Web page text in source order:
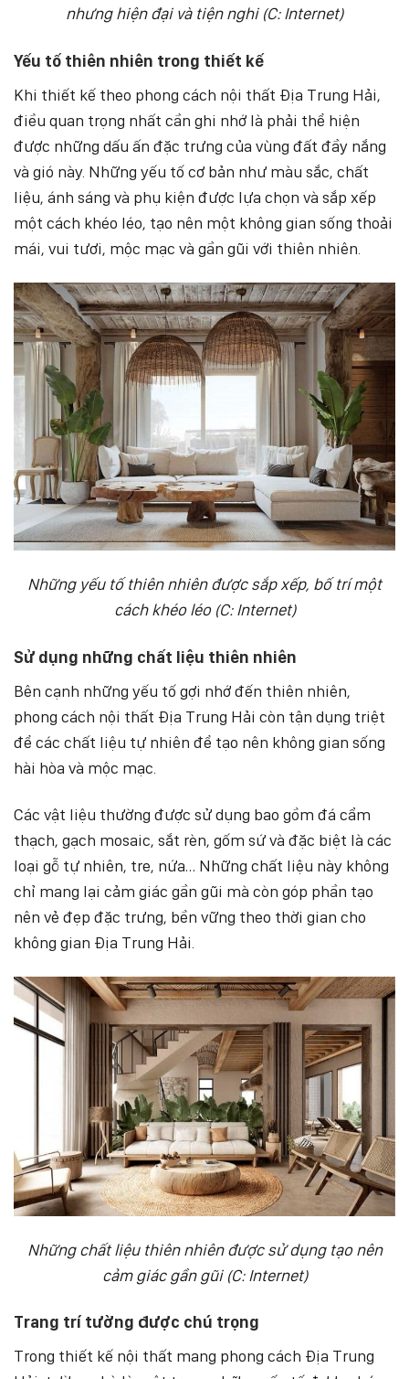
nhưng hiện đại và tiện nghi (C: Internet)
Yếu tố thiên nhiên trong thiết kế
Khi thiết kế theo phong cách nội thất Địa Trung Hải,
điều quan trọng nhất cần ghi nhớ là phải thể hiện
được những dấu ấn đặc trưng của vùng đất đầy nắng
và gió này. Những yếu tố cơ bản như màu sắc, chất
liệu, ánh sáng và phụ kiện được lựa chọn và sắp xếp
một cách khéo léo, tạo nên một không gian sống thoải
mái, vui tươi, mộc mạc và gần gũi với thiên nhiên.
Những yếu tố thiên nhiên được sắp xếp, bố trí một
cách khéo léo (C: Internet)
Sử dụng những chất liệu thiên nhiên
Bên cạnh những yếu tố gợi nhớ đến thiên nhiên,
phong cách nội thất Địa Trung Hải còn tận dụng triệt
để các chất liệu tự nhiên để tạo nên không gian sống
hài hòa và mộc mạc.
Các vật liệu thường được sử dụng bao gồm đá cẩm
thạch, gạch mosaic, sắt rèn, gốm sứ và đặc biệt là các
loại gỗ tự nhiên, tre, nứa… Những chất liệu này không
chỉ mang lại cảm giác gần gũi mà còn góp phần tạo
nên vẻ đẹp đặc trưng, bền vững theo thời gian cho
không gian Địa Trung Hải.
Những chất liệu thiên nhiên được sử dụng tạo nên
cảm giác gần gũi (C: Internet)
Trang trí tường được chú trọng
Trong thiết kế nội thất mang phong cách Địa Trung